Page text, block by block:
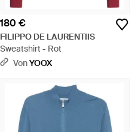
180 €
FILIPPO DE LAURENTIIS
Sweatshirt - Rot
VonYOOX